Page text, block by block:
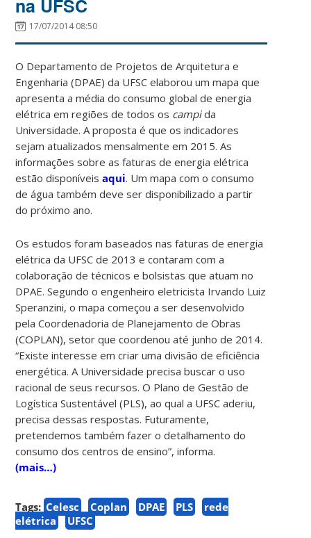
na UFSC
17/07/2014 08:50
O Departamento de Projetos de Arquitetura e
Engenharia (DPAE) da UFSC elaborou um mapa que
apresenta a média do consumo global de energia
elétrica em regiões de todos os campida
Universidade. A proposta é que os indicadores
sejam atualizados mensalmente em 2015. As
informações sobre as faturas de energia elétrica
estão disponíveisaqui. Um mapa com o consumo
de água também deve ser disponibilizado a partir
do próximo ano.
Os estudos foram baseados nas faturas de energia
elétrica da UFSC de 2013 e contaram com a
colaboração de técnicos e bolsistas que atuam no
DPAE. Segundo o engenheiro eletricista Irvando Luiz
Speranzini, o mapa começou a ser desenvolvido
pela Coordenadoria de Planejamento de Obras
(COPLAN), setor que coordenou até junho de 2014.
“Existe interesse em criar uma divisão de eficiência
energética. A Universidade precisa buscar o uso
racional de seus recursos. O Plano de Gestão de
Logística Sustentável (PLS), ao qual a UFSC aderiu,
precisa dessas respostas. Futuramente,
pretendemos também fazer o detalhamento do
consumo dos centros de ensino”, informa.
(mais…)
Tags: Celesc Coplan DPAE PLS
rede
elétrica
UFSC